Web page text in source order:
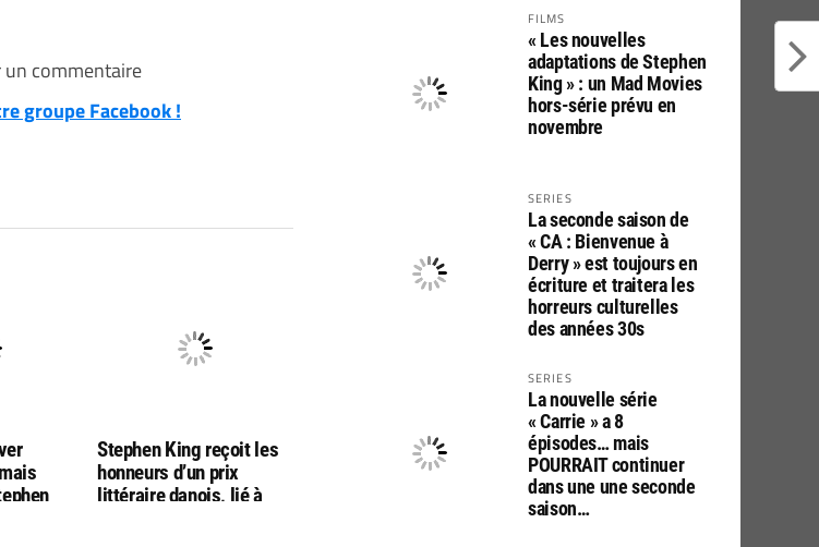
un commentaire
groupe Facebook !
Stephen King reçoit les
honneurs d’un prix
littéraire danois, lié à
FILMS
« Les nouvelles
adaptations de Stephen
King » : un Mad Movies
hors-série prévu en
novembre
SERIES
La seconde saison de
« CA : Bienvenue à
Derry » est toujours en
écriture et traitera les
horreurs culturelles
des années 30s
SERIES
La nouvelle série
« Carrie » a 8
épisodes… mais
POURRAIT continuer
dans une une seconde
saison…